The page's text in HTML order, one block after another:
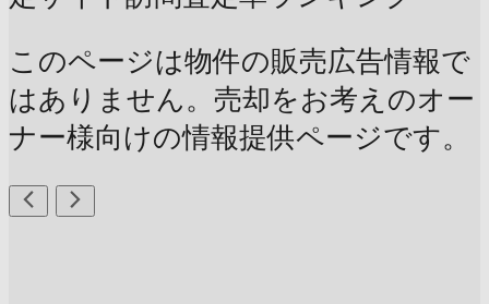
このページは物件の販売広告情報で
はありません。売却をお考えのオー
ナー様向けの情報提供ページです。